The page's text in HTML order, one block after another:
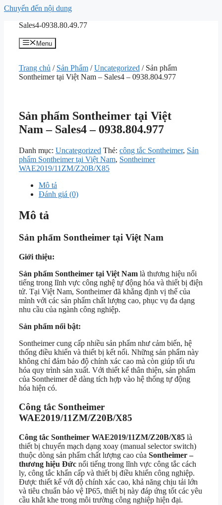
Chuyển đến nội dung
Sales4-0938.80.49.77
Menu
Trang chủ / Sản Phẩm /Uncategorized / Sản phẩm
Sontheimer tại Việt Nam – Sales4 – 0938.804.977
Sản phẩm Sontheimer tại Việt
Nam – Sales4 – 0938.804.977
Danh mục: Uncategorized Thẻ: công tắc Sontheimer, Sản
phẩm Sontheimer tại Việt Nam, Sontheimer
WAE2019/11ZM/Z20B/X85
Mô tả
Đánh giá (0)
Mô tả
Sản phẩm Sontheimer tại Việt Nam
Giới thiệu:
Sản phẩm Sontheimer tại Việt Nam là thương hiệu nổi
tiếng trong lĩnh vực công nghệ tự động hóa và thiết bị điện
tử. Tại Việt Nam, Sontheimer đã khẳng định vị thế của
mình với các sản phẩm chất lượng cao, phục vụ đa dạng
nhu cầu của ngành công nghiệp.
Sản phẩm nổi bật:
Sontheimer cung cấp nhiều sản phẩm như cảm biến, hệ
thống điều khiển và thiết bị kết nối. Những sản phẩm này
không chỉ đảm bảo độ chính xác cao mà còn giúp tối ưu
hóa quy trình sản xuất. Với thiết kế thân thiện, sản phẩm
của Sontheimer dễ dàng tích hợp vào hệ thống tự động
hóa hiện có.
Công tắc Sontheimer
WAE2019/11ZM/Z20B/X85
Công tắc Sontheimer WAE2019/11ZM/Z20B/X85 là
thiết bị chuyển mạch dạng xoay (manual selector switch)
thuộc dòng sản phẩm chất lượng cao của Sontheimer –
thương hiệu Đức nổi tiếng trong lĩnh vực công tắc cách
ly, công tắc khẩn cấp và thiết bị điều khiển công nghiệp.
Được thiết kế với độ chính xác cao, khả năng chịu tải lớn
và tiêu chuẩn bảo vệ IP65, thiết bị này đáp ứng tốt các yêu
cầu khắt khe trong môi trường công nghiệp hiện đại.